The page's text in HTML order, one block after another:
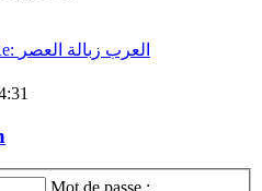
Re: العرب زبالة العصر
Mot de passe :